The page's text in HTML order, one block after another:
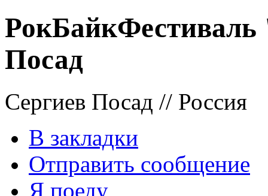
РокБайкФестиваль
Посад
Сергиев Посад // Россия
В закладки
Отправить сообщение
Я поеду